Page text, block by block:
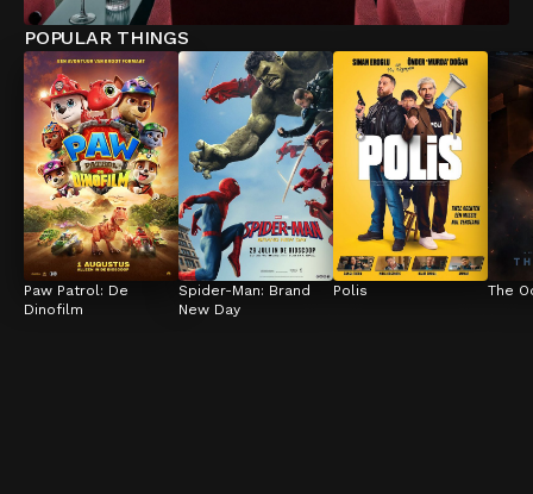
POPULAR THINGS
Paw Patrol: De
Dinofilm
Spider-Man: Brand
New Day
Polis The